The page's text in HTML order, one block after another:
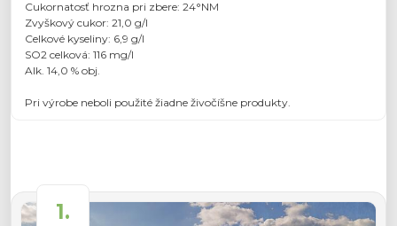
Cukornatosť hrozna pri zbere: 24°NM
Zvyškový cukor: 21,0 g/l
Celkové kyseliny: 6,9 g/l
SO2 celková: 116 mg/l
Alk. 14,0 % obj.
Pri výrobe neboli použité žiadne živočíšne produkty.
1.